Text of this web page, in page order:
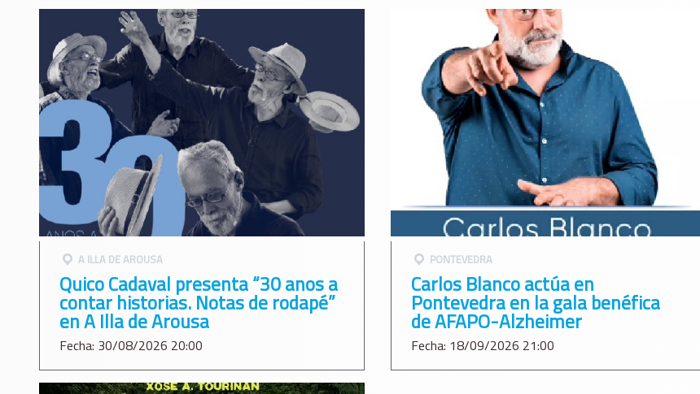
A ILLA DE AROUSA
Quico Cadaval presenta “30 anos a
contar historias. Notas de rodapé”
en A Illa de Arousa
Fecha: 30/08/2026 20:00
PONTEVEDRA
Carlos Blanco actúa en
Pontevedra en la gala benéfica
de AFAPO-Alzheimer
Fecha: 18/09/2026 21:00